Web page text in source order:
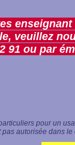
veuillez
91 ou par
pour un
autorisée dans